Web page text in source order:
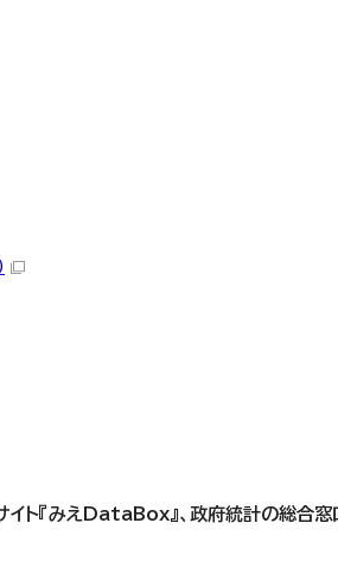
ト『みえDataBox』、政府統計の総合